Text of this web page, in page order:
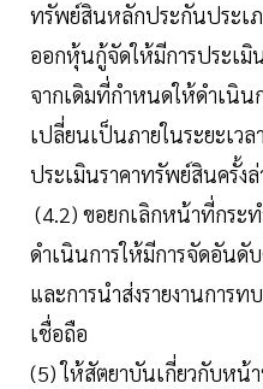
ทรัพย์สินหลักประกันประเ
ออกหุ้นกู้จัดให้มีการประเ
จากเดิมที่กำหนดให้ดำเนิน
เปลี่ยนเป็นภายในระยะเว
ประเมินราคาทรัพย์สินครั้งล่
(4.2) ขอยกเลิกหน้าที่กระ
ดำเนินการให้มีการจัดอันดั
และการนำส่งรายงานการ
เชื่อถือ
(5) ให้สัตยาบันเกี่ยวกับหน้